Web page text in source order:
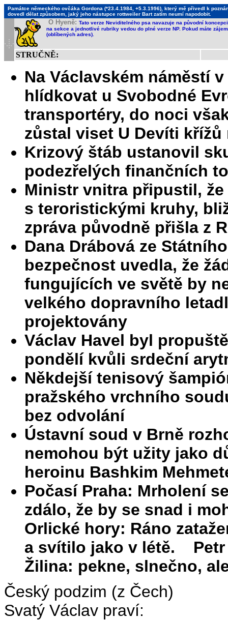
Památce německého ovčáka Gordona (*23.4.1984, +5.3.1996), který mě přivedl k
dovedl dělat způsobem, jaký jeho nástupce rottweiler Bart zatím neumí napodobit.
O Hyeně: Tato verze Neviditelného psa navazuje na původní
na sekce a jednotlivé rubriky vedou do plné verze NP. Pokud máte
(oblíbených adres).
STRUČNĚ:
Na Václavském náměstí
hlídkovat u Svobodné
transportéry, do noci
zůstal viset U Devíti křížů
Krizový štáb ustanovil
podezřelých finančních
Ministr vnitra připustil,
s teroristickými kruhy,
zpráva původně přišla z
Dana Drábová ze
bezpečnost uvedla, že
fungujících ve světě by
velkého dopravního
projektovány
Václav Havel byl
pondělí kvůli srdeční
Někdejší tenisový
pražského vrchního
bez odvolání
Ústavní soud v Brně
nemohou být užity jako
heroinu Bashkim
Počasí Praha: Mrholení
zdálo, že by se snad i
Orlické hory: Ráno
a svítilo jako v létě. Petr
Žilina: pekne, slnečno,
Český podzim (z Čech)
Svatý Václav praví: